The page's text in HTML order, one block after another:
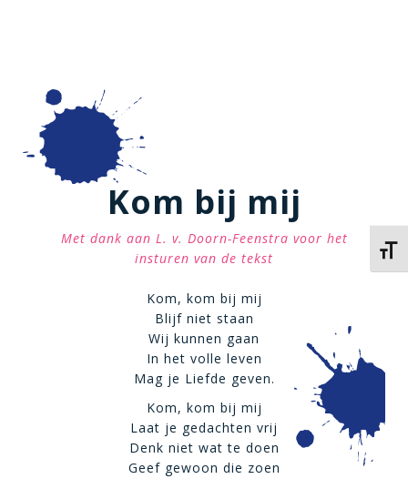
Kom bij mij
Met dank aan L. v. Doorn-Feenstra voor het
insturen van de tekst
Kom, kom bij mij
Blijf niet staan
Wij kunnen gaan
In het volle leven
Mag je Liefde geven.
Kom, kom bij mij
Laat je gedachten vrij
Denk niet wat te doen
Geef gewoon die zoen